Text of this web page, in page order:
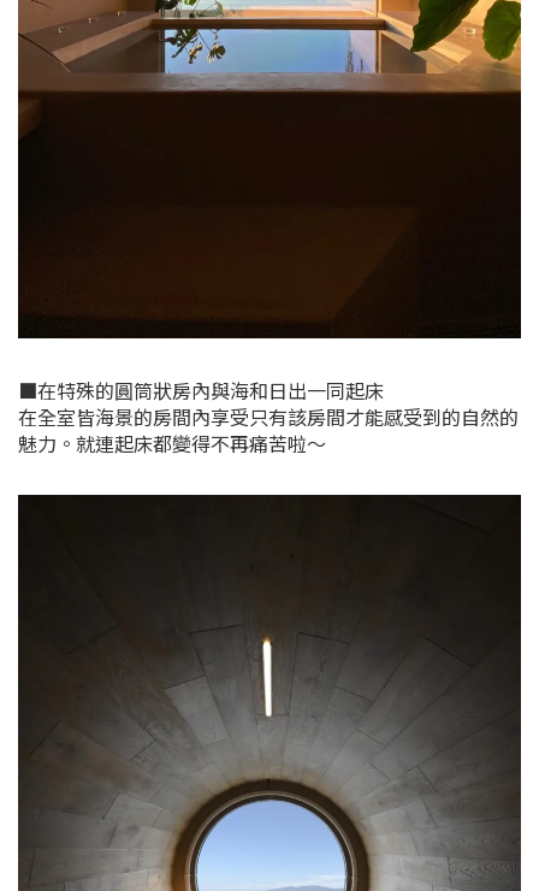
■在特殊的圓筒狀房內與海和日出一同起床
在全室皆海景的房間內享受只有該房間才能感受到的自然的
魅力。就連起床都變得不再痛苦啦～